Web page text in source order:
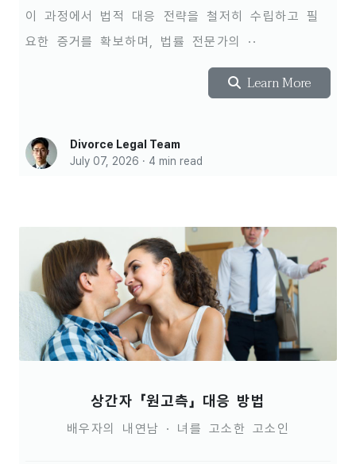
이 과정에서 법적 대응 전략을 철저히 수립하고 필
요한 증거를 확보하며, 법률 전문가의 ··
Learn More
Divorce Legal Team
July 07, 2026 · 4 min read
상간자 「원고측」 대응 방법
배우자의 내연남 · 녀를 고소한 고소인